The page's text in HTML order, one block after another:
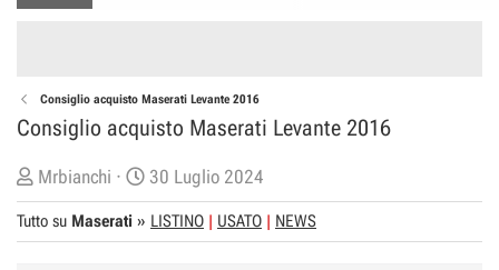
Consiglio acquisto Maserati Levante 2016
Consiglio acquisto Maserati Levante 2016
C
r
e
Mrbianchi
D
a
t
30 Luglio 2024
Tutto su Maserati » LISTINO USATO NEWS